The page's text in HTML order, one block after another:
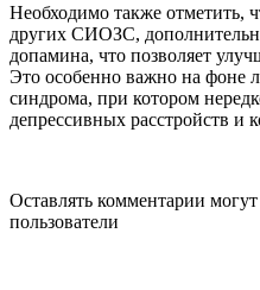
Необходимо также отметить,
других СИОЗС,
допамина, что позволяет
Это особенно важно на фоне
синдрома, при котором
депрессивных расстройств и
Оставлять комментарии
пользователи